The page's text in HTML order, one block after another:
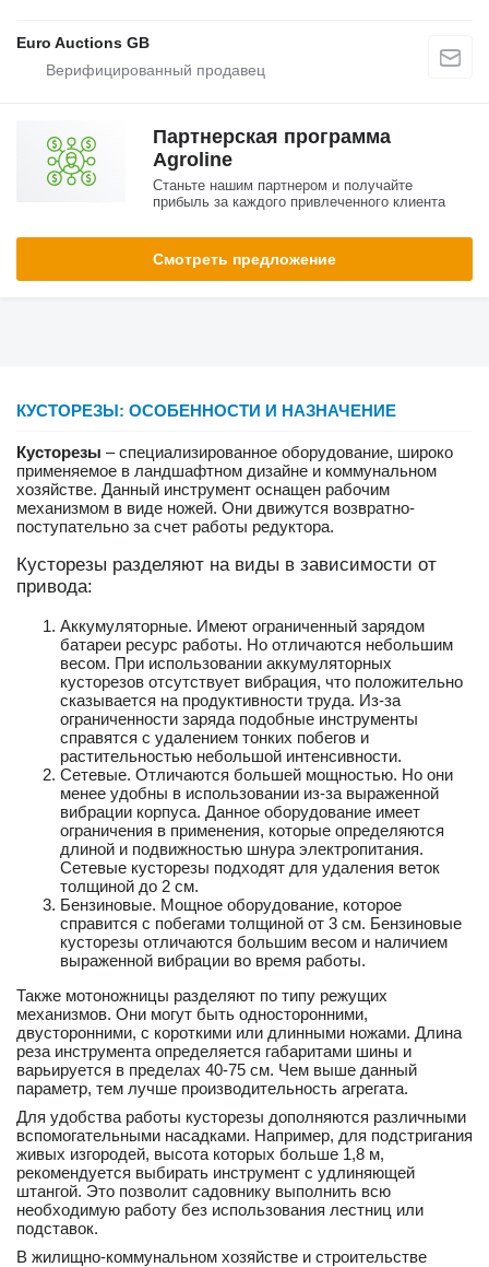
Euro Auctions GB
Партнерская программа
Agroline
Станьте нашим партнером и получайте
прибыль за каждого привлеченного клиента
Смотреть предложение
КУСТОРЕЗЫ: ОСОБЕННОСТИ И НАЗНАЧЕНИЕ
Кусторезы – специализированное оборудование, широко
применяемое в ландшафтном дизайне и коммунальном
хозяйстве. Данный инструмент оснащен рабочим
механизмом в виде ножей. Они движутся возвратно-
поступательно за счет работы редуктора.
Кусторезы разделяют на виды в зависимости от
привода:
Аккумуляторные. Имеют ограниченный зарядом
батареи ресурс работы. Но отличаются небольшим
весом. При использовании аккумуляторных
кусторезов отсутствует вибрация, что положительно
сказывается на продуктивности труда. Из-за
ограниченности заряда подобные инструменты
справятся с удалением тонких побегов и
растительностью небольшой интенсивности.
Сетевые. Отличаются большей мощностью. Но они
менее удобны в использовании из-за выраженной
вибрации корпуса. Данное оборудование имеет
ограничения в применения, которые определяются
длиной и подвижностью шнура электропитания.
Сетевые кусторезы подходят для удаления веток
толщиной до 2 см.
Бензиновые. Мощное оборудование, которое
справится с побегами толщиной от 3 см. Бензиновые
кусторезы отличаются большим весом и наличием
выраженной вибрации во время работы.
Также мотоножницы разделяют по типу режущих
механизмов. Они могут быть односторонними,
двусторонними, с короткими или длинными ножами. Длина
реза инструмента определяется габаритами шины и
варьируется в пределах 40-75 см. Чем выше данный
параметр, тем лучше производительность агрегата.
Для удобства работы кусторезы дополняются различными
вспомогательными насадками. Например, для подстригания
живых изгородей, высота которых больше 1,8 м,
рекомендуется выбирать инструмент с удлиняющей
штангой. Это позволит садовнику выполнить всю
необходимую работу без использования лестниц или
подставок.
В жилищно-коммунальном хозяйстве и строительстве